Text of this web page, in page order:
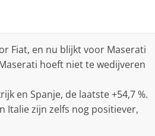
Fiat, en nu blijkt voor Maserati
hoeft niet te wedijveren
en Spanje, de laatste +54,7 %.
Italie zijn zelfs nog positiever,